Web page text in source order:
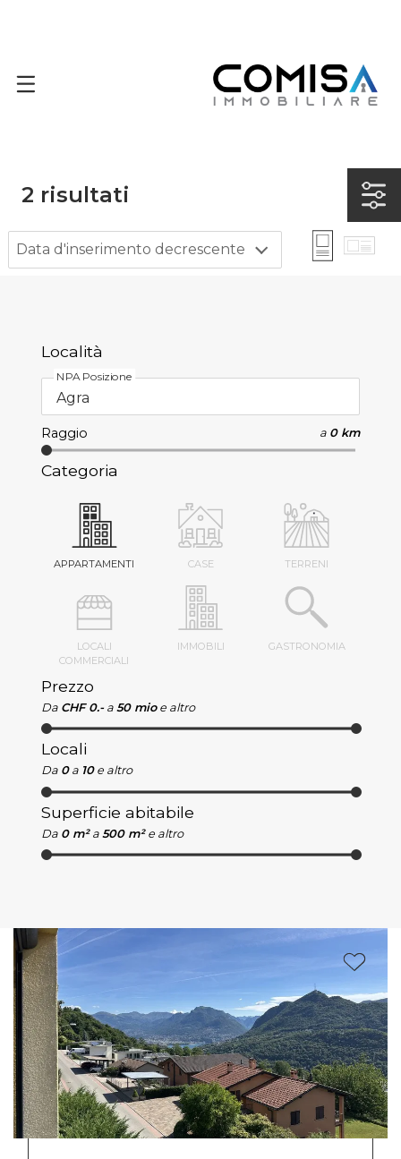
2 risultati
Data d'inserimento decrescente
Località
NPA Posizione
Raggio a 0 km
Categoria
APPARTAMENTI CASE TERRENI
LOCALI
COMMERCIALI
IMMOBILI GASTRONOMIA
Prezzo
Da CHF 0.- a 50 mio e altro
Locali
Da 0 a 10 e altro
Superficie abitabile
Da 0 m² a 500 m² e altro